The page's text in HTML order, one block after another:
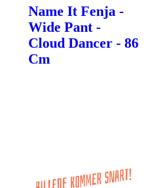
Name It Fenja -
Wide Pant -
Cloud Dancer - 86
Cm